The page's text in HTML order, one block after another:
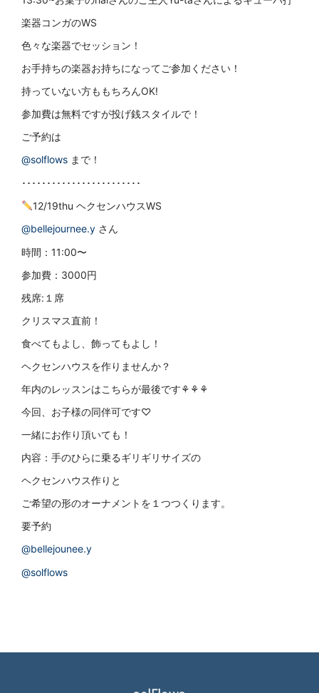
楽器コンガのWS
色々な楽器でセッション！
お手持ちの楽器お持ちになってご参加ください！
持っていない方ももちろんOK!
参加費は無料ですが投げ銭スタイルで！
ご予約は
@solflows まで！
････････････････････････
12/19thu ヘクセンハウスWS
@bellejournee.y さん
時間：11:00〜
参加費：3000円
残席:１席
クリスマス直前！
食べてもよし、飾ってもよし！
ヘクセンハウスを作りませんか？
年内のレッスンはこちらが最後です⚘⚘⚘
今回、お子様の同伴可です♡
一緒にお作り頂いても！
内容：手のひらに乗るギリギリサイズの
ヘクセンハウス作りと
ご希望の形のオーナメントを１つつくります。
要予約
@bellejounee.y
@solflows